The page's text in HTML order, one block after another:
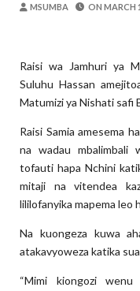
MSUMBA ON MARCH
Raisi wa Jamhuri ya
Suluhu Hassan
Matumizi ya Nishati safi
Raisi Samia amesema
na wadau mbalimbali
tofauti hapa Nchini
mitaji na vitendea
lililofanyika mapema leo
Na kuongeza kuwa
atakavyoweza katika
“Mimi kiongozi